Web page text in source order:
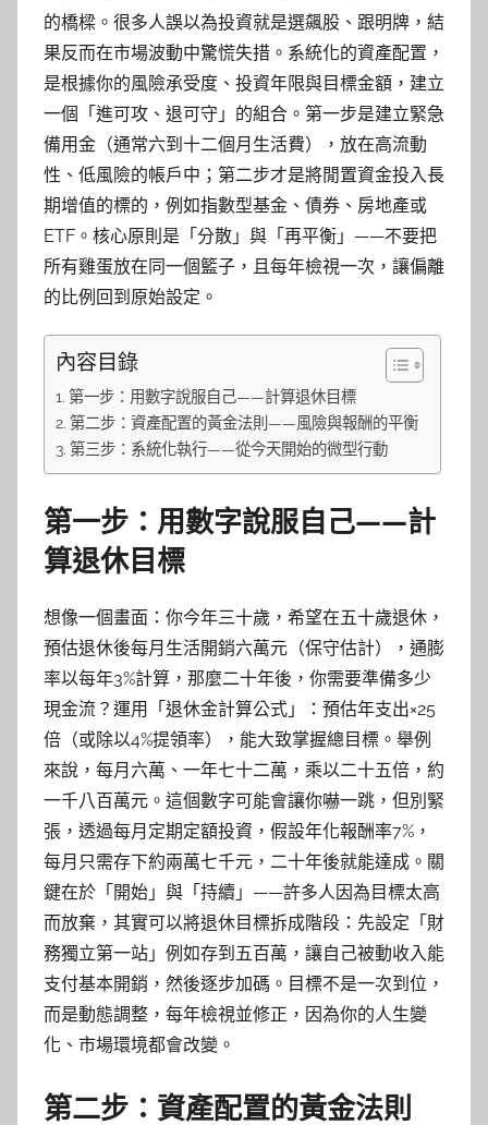
的橋樑。很多人誤以為投資就是選飆股、跟明牌，結
果反而在市場波動中驚慌失措。系統化的資產配置，
是根據你的風險承受度、投資年限與目標金額，建立
一個「進可攻、退可守」的組合。第一步是建立緊急
備用金（通常六到十二個月生活費），放在高流動
性、低風險的帳戶中；第二步才是將閒置資金投入長
期增值的標的，例如指數型基金、債券、房地產或
ETF。核心原則是「分散」與「再平衡」——不要把
所有雞蛋放在同一個籃子，且每年檢視一次，讓偏離
的比例回到原始設定。
內容目錄
第一步：用數字說服自己——計算退休目標
第二步：資產配置的黃金法則——風險與報酬的平衡
第三步：系統化執行——從今天開始的微型行動
第一步：用數字說服自己——計
算退休目標
想像一個畫面：你今年三十歲，希望在五十歲退休，
預估退休後每月生活開銷六萬元（保守估計），通膨
率以每年3%計算，那麼二十年後，你需要準備多少
現金流？運用「退休金計算公式」：預估年支出×25
倍（或除以4%提領率），能大致掌握總目標。舉例
來說，每月六萬、一年七十二萬，乘以二十五倍，約
一千八百萬元。這個數字可能會讓你嚇一跳，但別緊
張，透過每月定期定額投資，假設年化報酬率7%，
每月只需存下約兩萬七千元，二十年後就能達成。關
鍵在於「開始」與「持續」——許多人因為目標太高
而放棄，其實可以將退休目標拆成階段：先設定「財
務獨立第一站」例如存到五百萬，讓自己被動收入能
支付基本開銷，然後逐步加碼。目標不是一次到位，
而是動態調整，每年檢視並修正，因為你的人生變
化、市場環境都會改變。
第二步：資產配置的黃金法則